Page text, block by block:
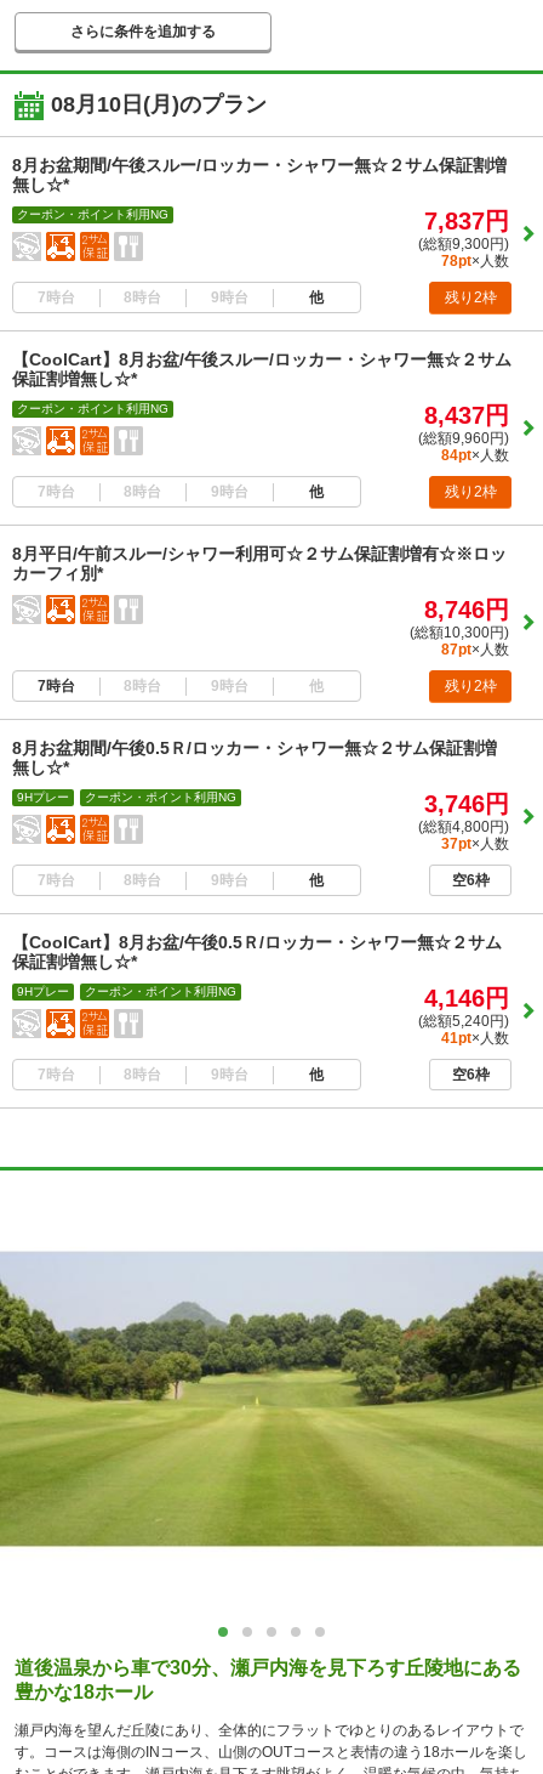
さらに条件を追加する
08月10日(月)のプラン
8月お盆期間/午後スルー/ロッカー・シャワー無☆２サム保証割増
無し☆*
クーポン・ポイント利用NG 7,837円
(総額9,300円)
78pt×人数
7時台 8時台 9時台 他 残り2枠
【CoolCart】8月お盆/午後スルー/ロッカー・シャワー無☆２サム
保証割増無し☆*
クーポン・ポイント利用NG 8,437円
(総額9,960円)
84pt×人数
7時台 8時台 9時台 他 残り2枠
8月平日/午前スルー/シャワー利用可☆２サム保証割増有☆※ロッ
カーフィ別*
8,746円
(総額10,300円)
87pt×人数
7時台 8時台 9時台 他 残り2枠
8月お盆期間/午後0.5Ｒ/ロッカー・シャワー無☆２サム保証割増
無し☆*
9Hプレー クーポン・ポイント利用NG 3,746円
(総額4,800円)
37pt×人数
7時台 8時台 9時台 他 空6枠
【CoolCart】8月お盆/午後0.5Ｒ/ロッカー・シャワー無☆２サム
保証割増無し☆*
9Hプレー クーポン・ポイント利用NG 4,146円
(総額5,240円)
41pt×人数
7時台 8時台 9時台 他 空6枠
道後温泉から車で30分、瀬戸内海を見下ろす丘陵地にある
豊かな18ホール
瀬戸内海を望んだ丘陵にあり、全体的にフラットでゆとりのあるレイアウトで
す。コースは海側のINコース、山側のOUTコースと表情の違う18ホールを楽し